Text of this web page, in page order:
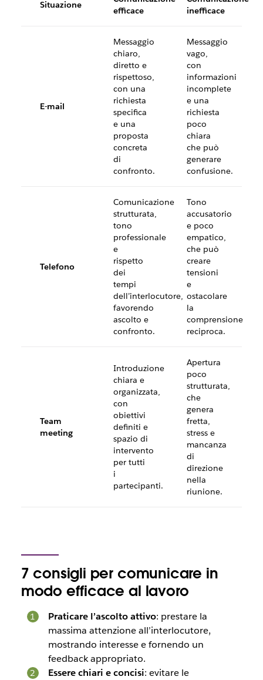
Situazione
efficace
inefficace
E-mail
Messaggio
chiaro,
diretto e
rispettoso,
con una
richiesta
specifica
e una
proposta
concreta
di
confronto.
Messaggio
vago,
con
informazioni
incomplete
e una
richiesta
poco
chiara
che può
generare
confusione.
Telefono
Comunicazione
strutturata,
tono
professionale
e
rispetto
dei
tempi
dell’interlocutore,
favorendo
ascolto e
confronto.
Tono
accusatorio
e poco
empatico,
che può
creare
tensioni
e
ostacolare
la
comprensione
reciproca.
Team
meeting
Introduzione
chiara e
organizzata,
con
obiettivi
definiti e
spazio di
intervento
per tutti
i
partecipanti.
Apertura
poco
strutturata,
che
genera
fretta,
stress e
mancanza
di
direzione
nella
riunione.
7 consigli per comunicare in
modo efficace al lavoro
Praticare l’ascolto attivo: prestare la
massima attenzione all’interlocutore,
mostrando interesse e fornendo un
feedback appropriato.
Essere chiari e concisi: evitare le